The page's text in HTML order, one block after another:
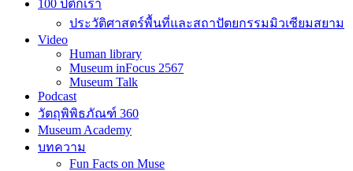
100 ปีตึกเรา
ประวัติศาสตร์พื้นที่และสถาปัตยกรรมมิวเซียมสยาม
Video
Human library
Museum inFocus 2567
Museum Talk
Podcast
วัตถุพิพิธภัณฑ์ 360
Museum Academy
บทความ
Fun Facts on Muse